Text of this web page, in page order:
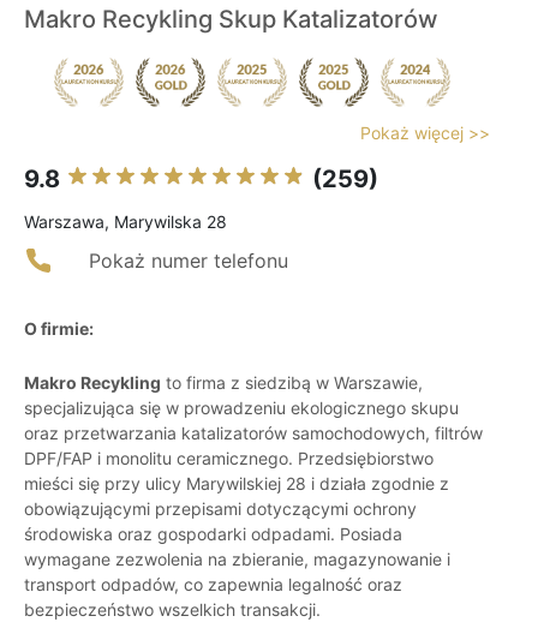
Makro Recykling Skup Katalizatorów
Pokaż więcej >>
9.8 (259)
Warszawa, Marywilska 28
Pokaż numer telefonu
O firmie:
Makro Recykling to firma z siedzibą w Warszawie,
specjalizująca się w prowadzeniu ekologicznego skupu
oraz przetwarzania katalizatorów samochodowych, filtrów
DPF/FAP i monolitu ceramicznego. Przedsiębiorstwo
mieści się przy ulicy Marywilskiej 28 i działa zgodnie z
obowiązującymi przepisami dotyczącymi ochrony
środowiska oraz gospodarki odpadami. Posiada
wymagane zezwolenia na zbieranie, magazynowanie i
transport odpadów, co zapewnia legalność oraz
bezpieczeństwo wszelkich transakcji.